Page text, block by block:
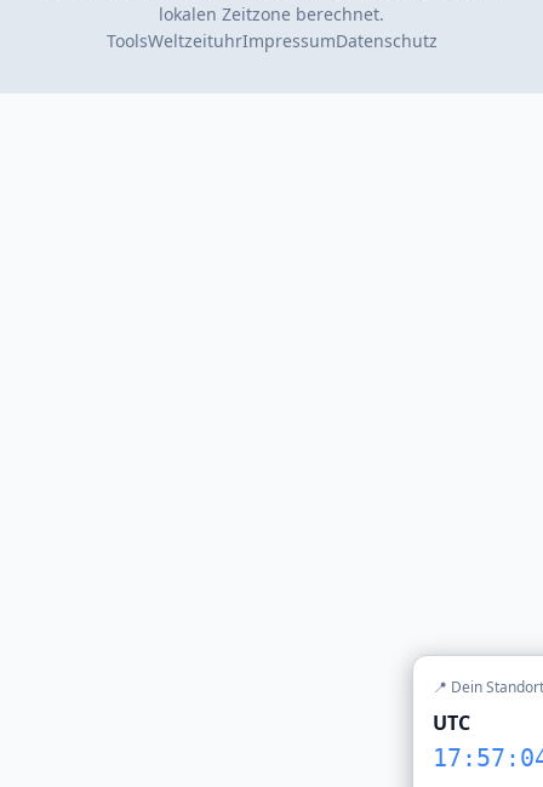
lokalen Zeitzone berechnet.
ToolsWeltzeituhrImpressumDatenschutz
📍 Dein Standort
UTC